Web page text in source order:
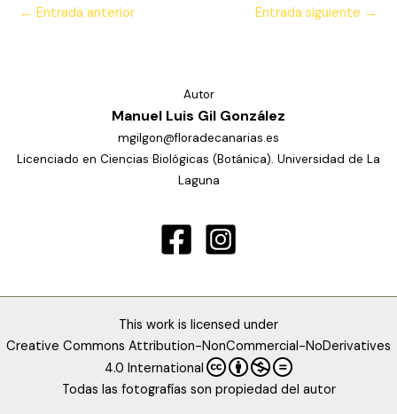
← Entrada anterior Entrada siguiente →
Autor
Manuel Luis Gil González
mgilgon@floradecanarias.es
Licenciado en Ciencias Biológicas (Botánica). Universidad de La
Laguna
This work is licensed under
Creative Commons Attribution-NonCommercial-NoDerivatives
4.0 International
Todas las fotografías son propiedad del autor